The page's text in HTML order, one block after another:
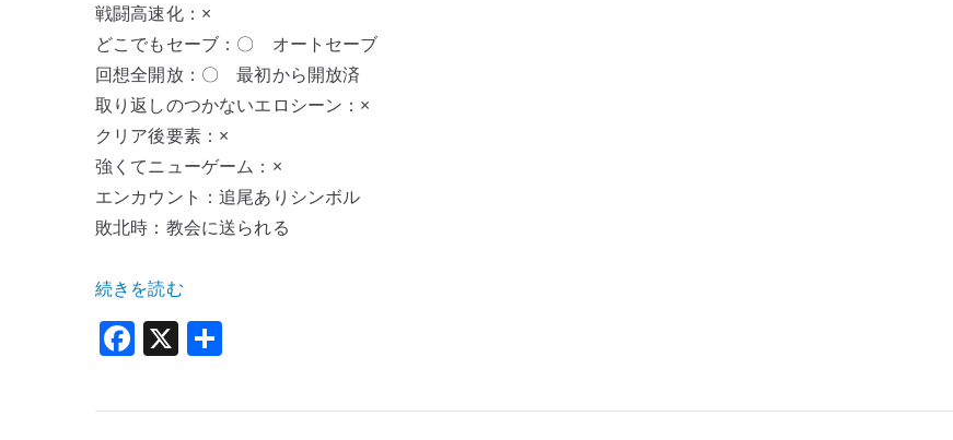
戦闘高速化：×
どこでもセーブ：〇 オートセーブ
回想全開放：〇 最初から開放済
取り返しのつかないエロシーン：×
クリア後要素：×
強くてニューゲーム：×
エンカウント：追尾ありシンボル
敗北時：教会に送られる
“[幻
想
ラ
零
続きを読む
F
c
X